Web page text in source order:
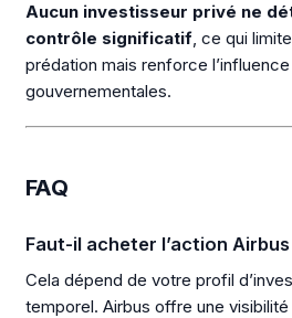
Aucun investisseur privé ne
contrôle significatif, ce qui
prédation mais renforce
gouvernementales.
FAQ
Faut-il acheter l’action
Cela dépend de votre profil
temporel. Airbus offre une